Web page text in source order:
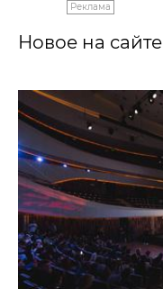
Реклама
Новое на сайте